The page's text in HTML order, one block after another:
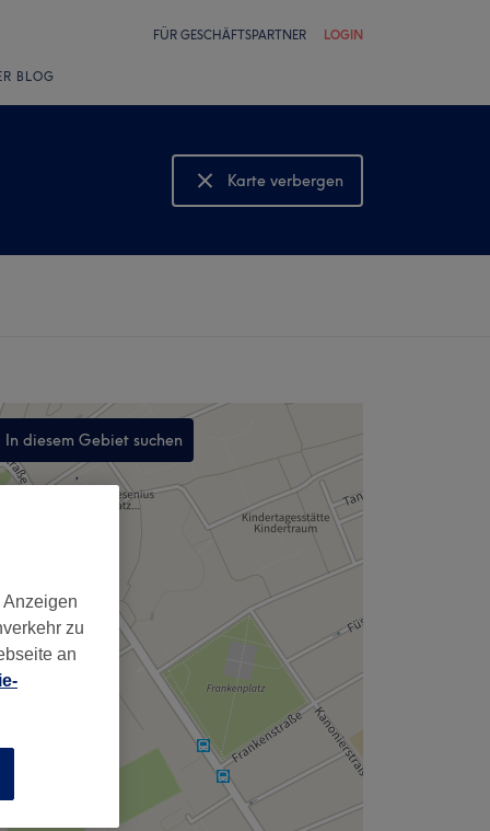
FÜR GESCHÄFTSPARTNER LOGIN
BLOG
Karte verbergen
Karte anzeigen
In diesem Gebiet suchen
,
zu
an